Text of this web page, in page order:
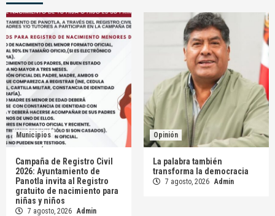
Municipios
Campaña de Registro Civil
2026: Ayuntamiento de
Panotla invita al Registro
gratuito de nacimiento para
niñas y niños
7 agosto, 2026 Admin
Opinión
La palabra también
transforma la democracia
7 agosto, 2026 Admin